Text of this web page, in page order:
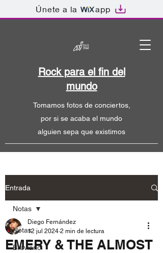
Únete a la app
Tomamos fotos de conciertos,
por si se acaba el mundo
alguien sepa que existimos
Rock para el fin del
mundo
Entrada
Notas
Breviario
Notas
EMERY & THE ALMOST
Diego Fernández
12 jul 2024 2 min de lectura